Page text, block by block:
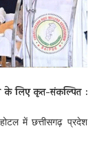
के लिए कृत-संकल्पित :
में छत्तीसगढ़ प्रदेश